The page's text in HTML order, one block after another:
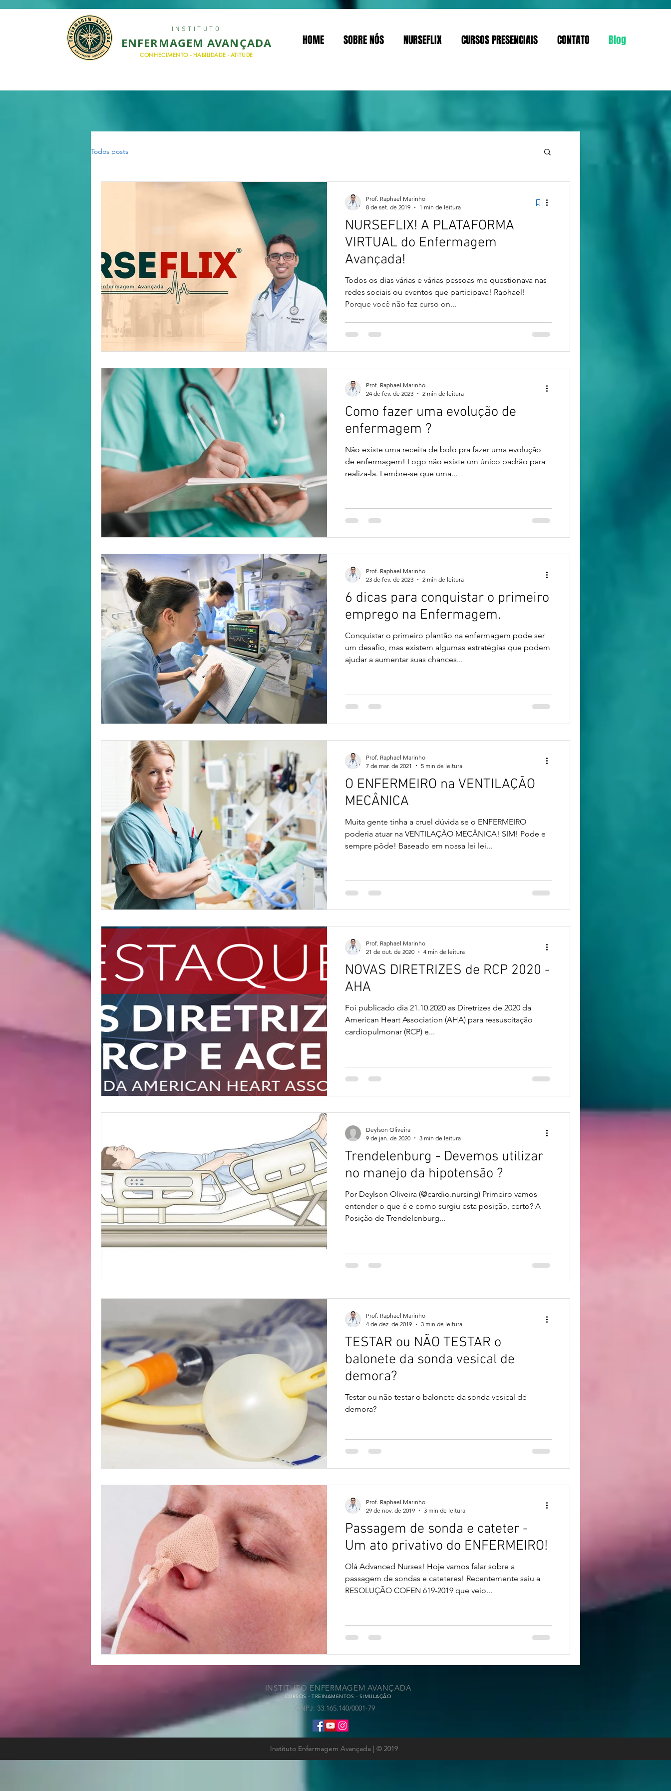
INSTITUTO
ENFERMAGEM AVANÇADA
CONHECIMENTO - HABILIDADE - ATITUDE
HOME SOBRE NÓS NURSEFLIX CURSOS PRESENCIAIS CONTATO Blog
Todos posts
NURSEFLIX! A PLATAFORMA
VIRTUAL do Enfermagem
Avançada!
Todos os dias várias e várias pessoas me questionava nas
redes sociais ou eventos que participava! Raphael!
Porque você não faz curso on...
Prof. Raphael Marinho
8 de set. de 2019
1 min de leitura
Como fazer uma evolução de
enfermagem ?
Não existe uma receita de bolo pra fazer uma evolução
de enfermagem! Logo não existe um único padrão para
realiza-la. Lembre-se que uma...
Prof. Raphael Marinho
24 de fev. de 2023
2 min de leitura
6 dicas para conquistar o primeiro
emprego na Enfermagem.
Conquistar o primeiro plantão na enfermagem pode ser
um desafio, mas existem algumas estratégias que podem
ajudar a aumentar suas chances...
Prof. Raphael Marinho
23 de fev. de 2023
2 min de leitura
O ENFERMEIRO na VENTILAÇÃO
MECÂNICA
Muita gente tinha a cruel dúvida se o ENFERMEIRO
poderia atuar na VENTILAÇÃO MECÂNICA! SIM! Pode e
sempre pôde! Baseado em nossa lei lei...
Prof. Raphael Marinho
7 de mar. de 2021
5 min de leitura
NOVAS DIRETRIZES de RCP 2020 -
AHA
Foi publicado dia 21.10.2020 as Diretrizes de 2020 da
American Heart Association (AHA) para ressuscitação
cardiopulmonar (RCP) e...
Prof. Raphael Marinho
21 de out. de 2020
4 min de leitura
Trendelenburg - Devemos utilizar
no manejo da hipotensão ?
Por Deylson Oliveira (@cardio.nursing) Primeiro vamos
entender o que é e como surgiu esta posição, certo? A
Posição de Trendelenburg...
Deylson Oliveira
9 de jan. de 2020
3 min de leitura
TESTAR ou NÃO TESTAR o
balonete da sonda vesical de
demora?
Testar ou não testar o balonete da sonda vesical de
demora?
Prof. Raphael Marinho
4 de dez. de 2019
3 min de leitura
Passagem de sonda e cateter -
Um ato privativo do ENFERMEIRO!
Olá Advanced Nurses! Hoje vamos falar sobre a
passagem de sondas e cateteres! Recentemente saiu a
RESOLUÇÃO COFEN 619-2019 que veio...
Prof. Raphael Marinho
29 de nov. de 2019
3 min de leitura
INSTITUTO ENFERMAGEM AVANÇADA
CURSOS - TREINAMENTOS - SIMULAÇÃO
CNPJ: 33.165.140/0001-79
Instituto Enfermagem Avançada | © 2019